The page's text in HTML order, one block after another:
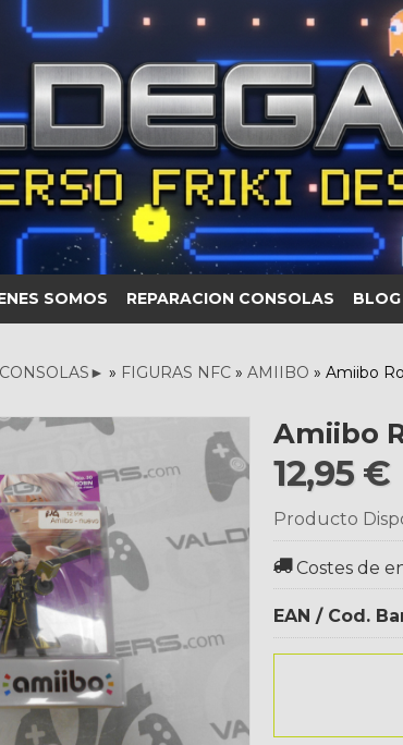
SOMOS REPARACION CONSOLAS BLOG
» FIGURAS NFC» AMIIBO » Amiibo
Amiibo
12,95 €
Producto
Costes de
EAN / Cod.